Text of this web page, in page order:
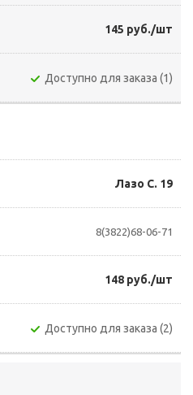
145 руб./шт
Доступно для заказа (1)
Лазо С. 19
8(3822)68-06-71
148 руб./шт
Доступно для заказа (2)